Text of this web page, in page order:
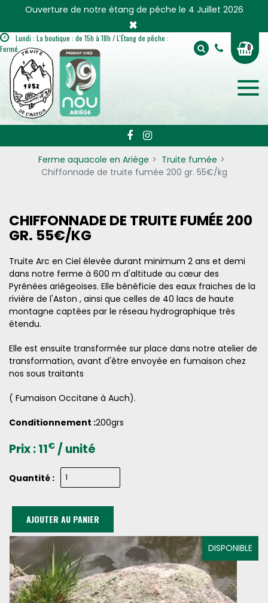
Ouverture de notre étang de pêche le 4 Juillet 2026
×
Lundi : La boutique : de 15h à 18h / L'Étang de pêche :
Fermé
0
Ferme aquacole en Ariège
Truite fumée
Chiffonnade de truite fumée 200 gr. 55€/kg
DISPONIBLE
CHIFFONNADE DE TRUITE FUMÉE 200
GR. 55€/KG
Truite Arc en Ciel élevée durant minimum 2 ans et demi
dans notre ferme à 600 m d'altitude au cœur des
Pyrénées ariégeoises. Elle bénéficie des eaux fraiches de la
rivière de l'Aston , ainsi que celles de 40 lacs de haute
montagne captées par le réseau hydrographique très
étendu.
Elle est ensuite transformée sur place dans notre atelier de
transformation, avant d'être envoyée en fumaison chez
nos sous traitants
( Fumaison Occitane à Auch).
Conditionnement :200grs
Prix :11€ / unité
Quantité :
AJOUTER AU PANIER
Panneau de gestion des cookies